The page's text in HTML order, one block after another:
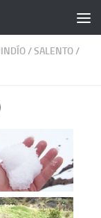
/SALENTO/